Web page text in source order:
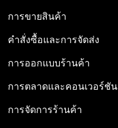
การขายสินค้า
คำสั่งซื้อและการจัดส่ง
การออกแบบร้านค้า
การตลาดและคอนเวอร์ชัน
การจัดการร้านค้า